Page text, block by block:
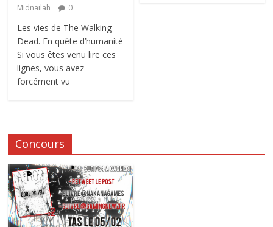
Midnailah
0
Les vies de The Walking
Dead. En quête d’humanité
Si vous êtes venu lire ces
lignes, vous avez
forcément vu
Concours